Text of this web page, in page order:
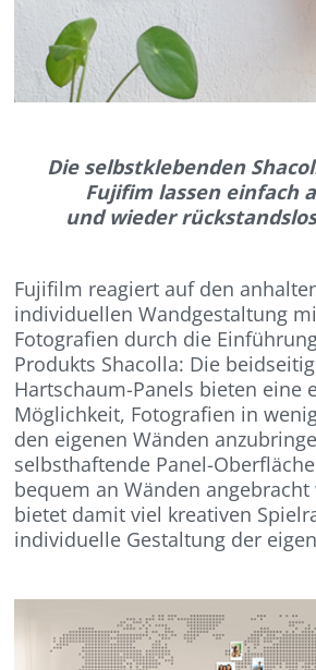
Die selbstklebenden
Fujifim lassen einfach
und wieder
Fujifilm reagiert auf den
individuellen Wandgestaltung
Fotografien durch die
Produkts Shacolla: Die
Hartschaum-Panels bieten eine
Möglichkeit, Fotografien in
den eigenen Wänden
selbsthaftende Panel-
bequem an Wänden
bietet damit viel kreativen
individuelle Gestaltung der